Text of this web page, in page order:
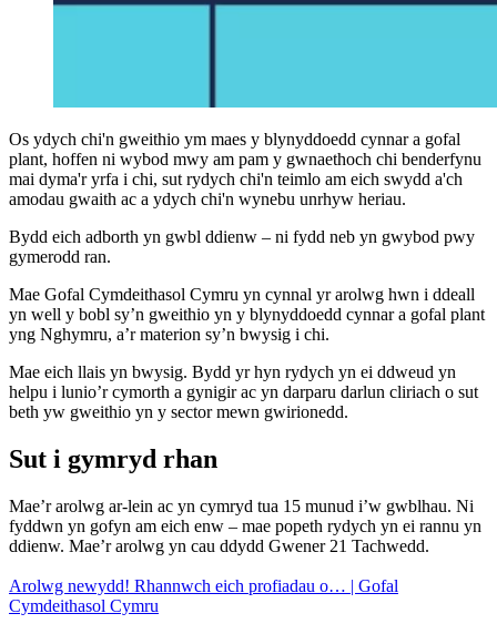
Os ydych chi'n gweithio ym maes y blynyddoedd cynnar a gofal
plant, hoffen ni wybod mwy am pam y gwnaethoch chi benderfynu
mai dyma'r yrfa i chi, sut rydych chi'n teimlo am eich swydd a'ch
amodau gwaith ac a ydych chi'n wynebu unrhyw heriau.
Bydd eich adborth yn gwbl ddienw – ni fydd neb yn gwybod pwy
gymerodd ran.
Mae Gofal Cymdeithasol Cymru yn cynnal yr arolwg hwn i ddeall
yn well y bobl sy’n gweithio yn y blynyddoedd cynnar a gofal plant
yng Nghymru, a’r materion sy’n bwysig i chi.
Mae eich llais yn bwysig. Bydd yr hyn rydych yn ei ddweud yn
helpu i lunio’r cymorth a gynigir ac yn darparu darlun cliriach o sut
beth yw gweithio yn y sector mewn gwirionedd.
Sut i gymryd rhan
Mae’r arolwg ar-lein ac yn cymryd tua 15 munud i’w gwblhau. Ni
fyddwn yn gofyn am eich enw – mae popeth rydych yn ei rannu yn
ddienw. Mae’r arolwg yn cau ddydd Gwener 21 Tachwedd.
Arolwg newydd! Rhannwch eich profiadau o… | Gofal
Cymdeithasol Cymru